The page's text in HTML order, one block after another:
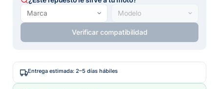
Verificar compatibilidad
Entrega estimada: 2–5 días hábiles